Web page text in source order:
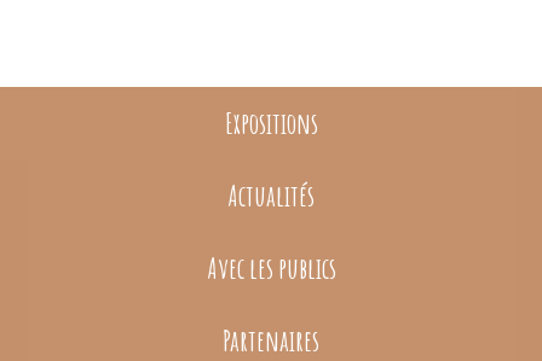
Expositions
Actualités
Avec les publics
Partenaires